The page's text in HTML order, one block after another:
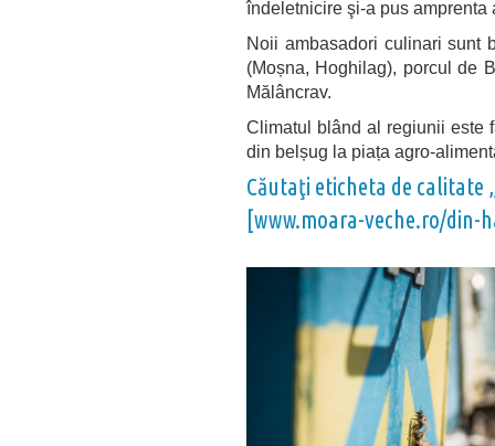
îndeletnicire şi-a pus
Noii ambasadori culinari sunt
(Moșna, Hoghilag), porcul de
Mălâncrav.
Climatul blând al regiunii este
din belșug la piața agro-
Căutaţi eticheta de calitate
[www.moara-veche.ro/din-